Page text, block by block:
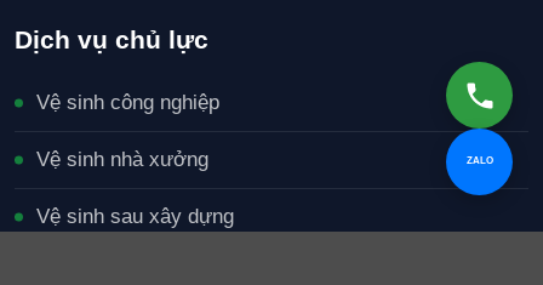
Dịch vụ chủ lực
Vệ sinh công nghiệp
Vệ sinh nhà xưởng
Vệ sinh sau xây dựng
ZALO